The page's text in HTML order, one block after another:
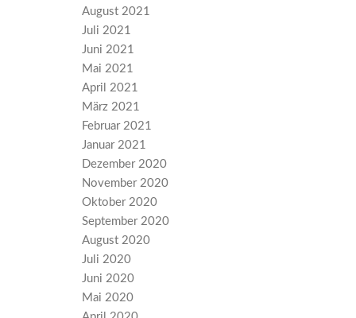
August 2021
Juli 2021
Juni 2021
Mai 2021
April 2021
März 2021
Februar 2021
Januar 2021
Dezember 2020
November 2020
Oktober 2020
September 2020
August 2020
Juli 2020
Juni 2020
Mai 2020